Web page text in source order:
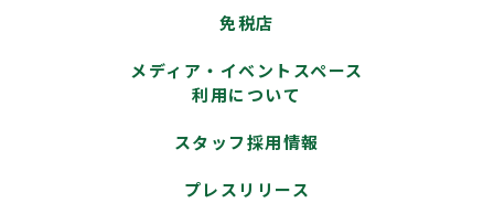
免税店
メディア・イベントスペース
利用について
スタッフ採用情報
プレスリリース